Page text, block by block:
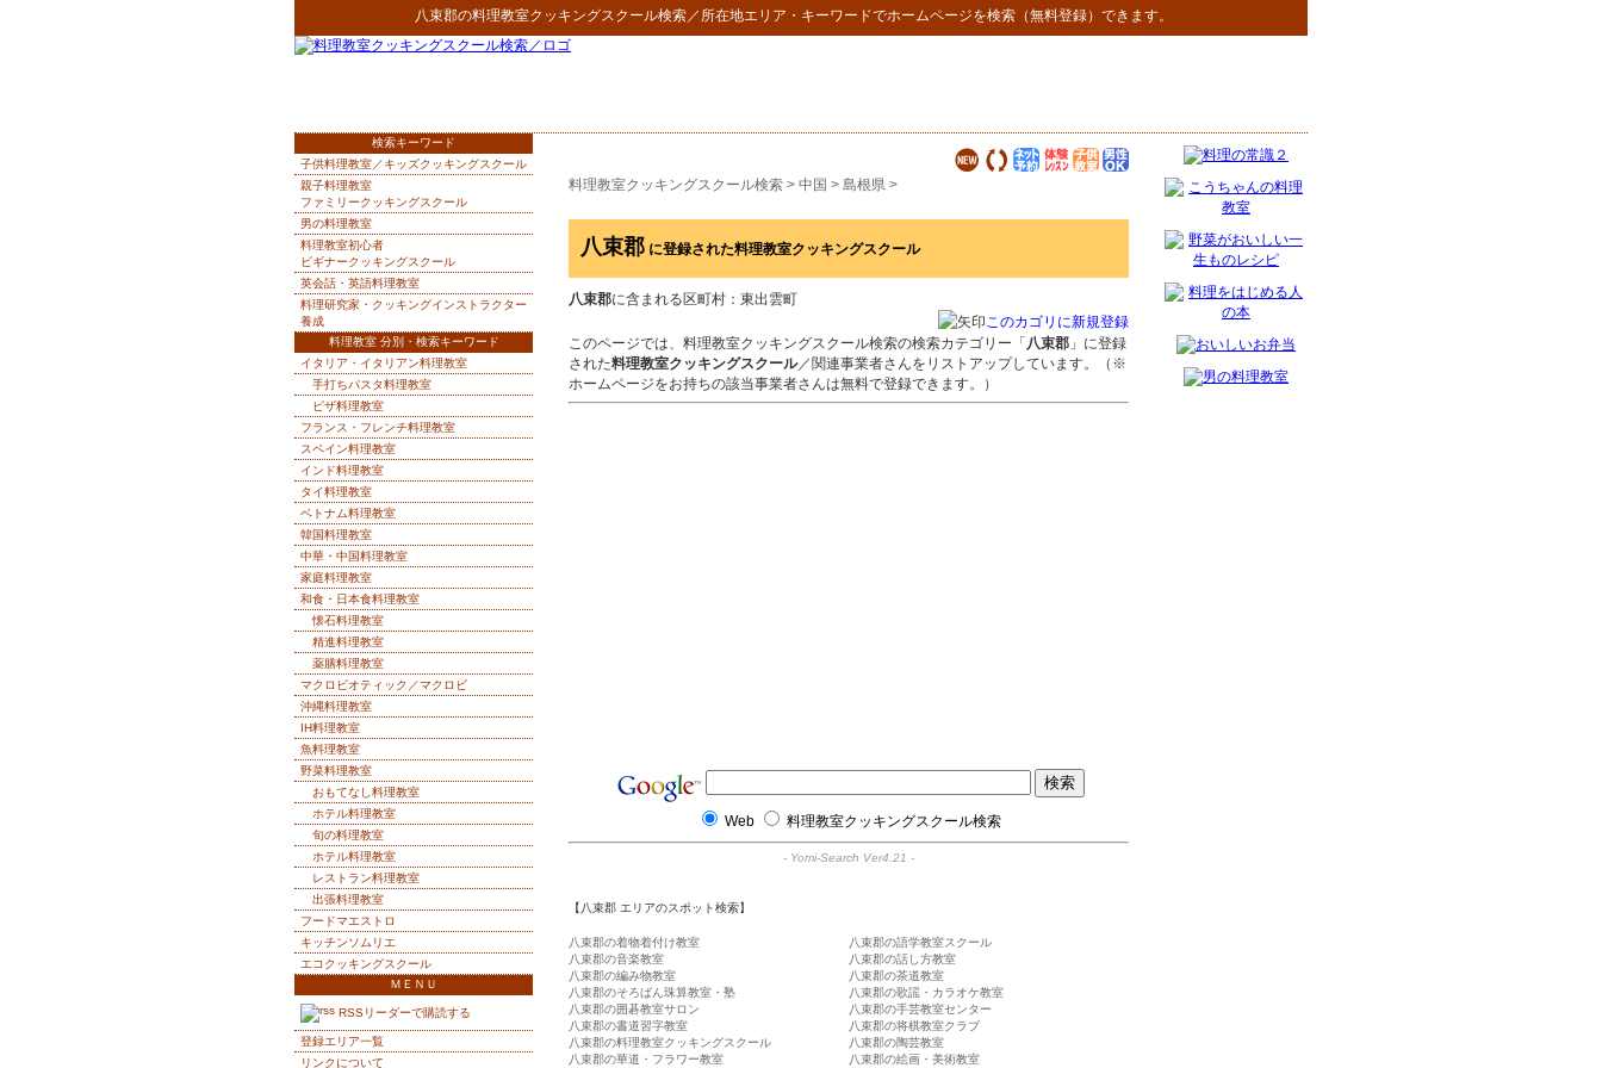
八束郡の料理教室クッキングスクール検索／所在地エリア・キーワードでホームページを検索（無料登録）できます。
料理教室クッキングスクール検索 > 中国 > 島根県 >
八束郡 に登録された料理教室クッキングスクール
八束郡に含まれる区町村：東出雲町
このカゴリに新規登録
このページでは、料理教室クッキングスクール検索の検索カテゴリー「 八束郡 」に登録
された料理教室クッキングスクール／関連事業者さんをリストアップしています。（※
ホームページをお持ちの該当事業者さんは無料で登録できます。）
Web 料理教室クッキングスクール検索
- Yomi-Search Ver4.21 -
【八束郡 エリアのスポット検索】
八束郡の着物着付け教室
八束郡の語学教室スクール
八束郡の音楽教室
八束郡の話し方教室
八束郡の編み物教室
八束郡の茶道教室
八束郡のそろばん珠算教室・塾
八束郡の歌謡・カラオケ教室
八束郡の囲碁教室サロン
八束郡の手芸教室センター
八束郡の書道習字教室
八束郡の将棋教室クラブ
八束郡の料理教室クッキングスクール
八束郡の陶芸教室
八束郡の華道・フラワー教室
八束郡の絵画・美術教室
検索キーワード
子供料理教室／キッズクッキングスクール
親子料理教室
ファミリークッキングスクール
男の料理教室
料理教室初心者
ビギナークッキングスクール
英会話・英語料理教室
料理研究家・クッキングインストラクター
養成
料理教室 分別・検索キーワード
イタリア・イタリアン料理教室
手打ちパスタ料理教室
ピザ料理教室
フランス・フレンチ料理教室
スペイン料理教室
インド料理教室
タイ料理教室
ベトナム料理教室
韓国料理教室
中華・中国料理教室
家庭料理教室
和食・日本食料理教室
懐石料理教室
精進料理教室
薬膳料理教室
マクロビオティック／マクロビ
沖縄料理教室
IH料理教室
魚料理教室
野菜料理教室
おもてなし料理教室
ホテル料理教室
旬の料理教室
ホテル料理教室
レストラン料理教室
出張料理教室
フードマエストロ
キッチンソムリエ
エコクッキングスクール
ＭＥＮＵ
RSSリーダーで購読する
登録エリア一覧
リンクについて